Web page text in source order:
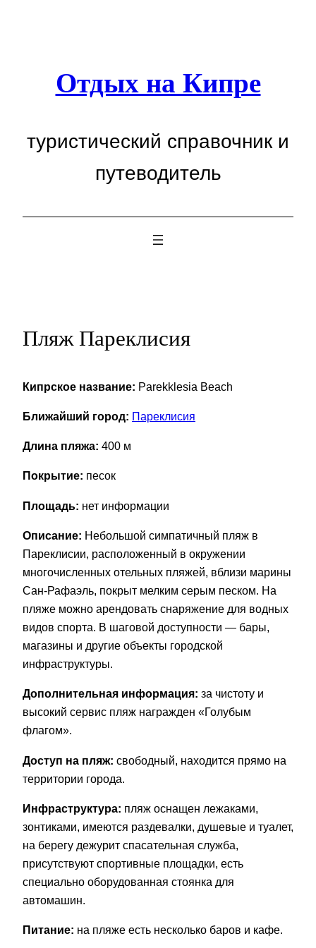
Отдых на Кипре
туристический справочник и
путеводитель
Пляж Пареклисия
Кипрское название: Parekklesia Beach
Ближайший город: Пареклисия
Длина пляжа: 400 м
Покрытие: песок
Площадь: нет информации
Описание: Небольшой симпатичный пляж в
Пареклисии, расположенный в окружении
многочисленных отельных пляжей, вблизи марины
Сан-Рафаэль, покрыт мелким серым песком. На
пляже можно арендовать снаряжение для водных
видов спорта. В шаговой доступности — бары,
магазины и другие объекты городской
инфраструктуры.
Дополнительная информация: за чистоту и
высокий сервис пляж награжден «Голубым
флагом».
Доступ на пляж: свободный, находится прямо на
территории города.
Инфраструктура: пляж оснащен лежаками,
зонтиками, имеются раздевалки, душевые и туалет,
на берегу дежурит спасательная служба,
присутствуют спортивные площадки, есть
специально оборудованная стоянка для
автомашин.
Питание: на пляже есть несколько баров и кафе.